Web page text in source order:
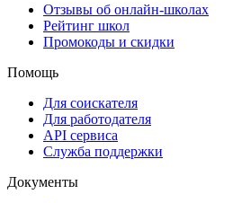
Отзывы об онлайн-школах
Рейтинг школ
Промокоды и скидки
Помощь
Для соискателя
Для работодателя
API сервиса
Служба поддержки
Документы